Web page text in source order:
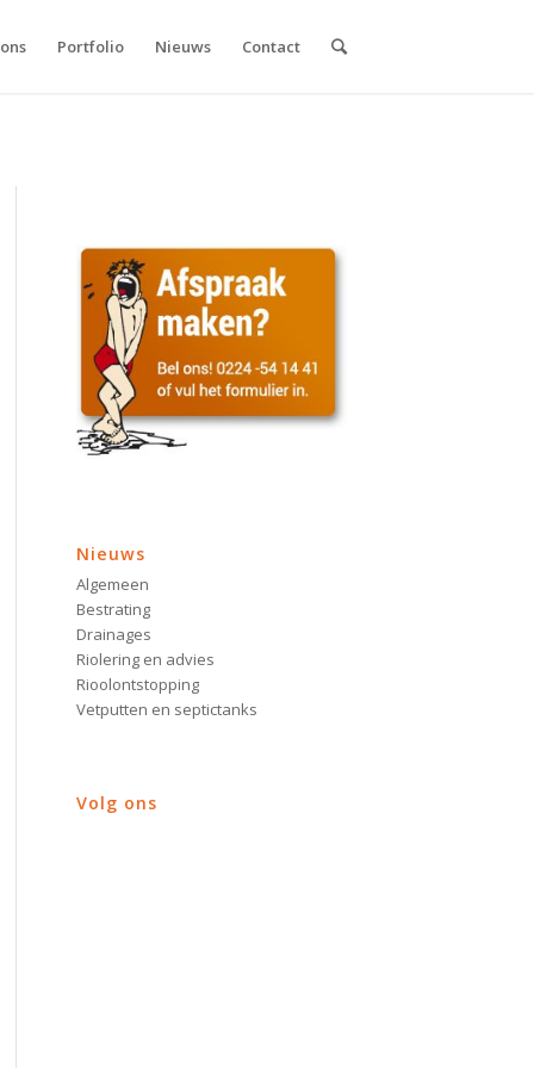
Portfolio Nieuws Contact
Nieuws
Algemeen
Bestrating
Drainages
Riolering en advies
Rioolontstopping
Vetputten en septictanks
Volg ons